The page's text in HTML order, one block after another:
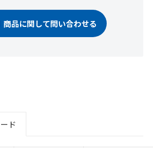
商品に関して問い合わせる
ド